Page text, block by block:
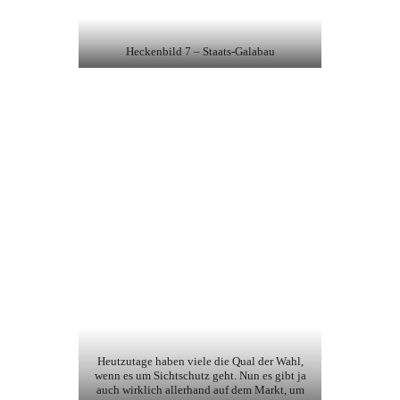
Heckenbild 7 – Staats-Galabau
Heutzutage haben viele die Qual der Wahl,
wenn es um Sichtschutz geht. Nun es gibt ja
auch wirklich allerhand auf dem Markt, um